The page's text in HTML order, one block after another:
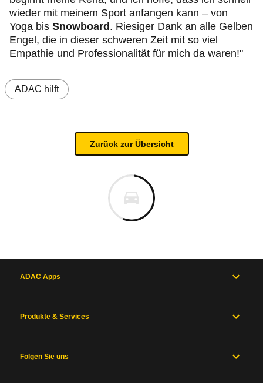
wieder mit meinem Sport anfangen kann – von
Yoga bis Snowboard . Riesiger Dank an alle Gelben
Engel, die in dieser schweren Zeit mit so viel
Empathie und Professionalität für mich da waren!"
ADAC hilft
Zurück zur Übersicht
ADAC Apps
Produkte & Services
Folgen Sie uns